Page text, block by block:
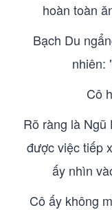
hoàn toàn
Bạch Du
nhiên:
Cô
Rõ ràng là
được việc tiếp
ấy nhìn
Cô ấy không